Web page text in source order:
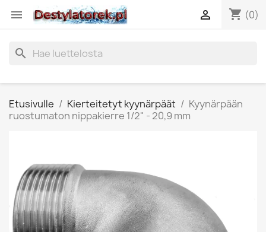
 shopping_cart (0)

search
Etusivulle Kierteitetyt kyynärpäät
Kyynärpään
ruostumaton nippakierre 1/2" - 20,9 mm